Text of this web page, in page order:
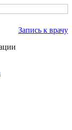
Запись к врачу